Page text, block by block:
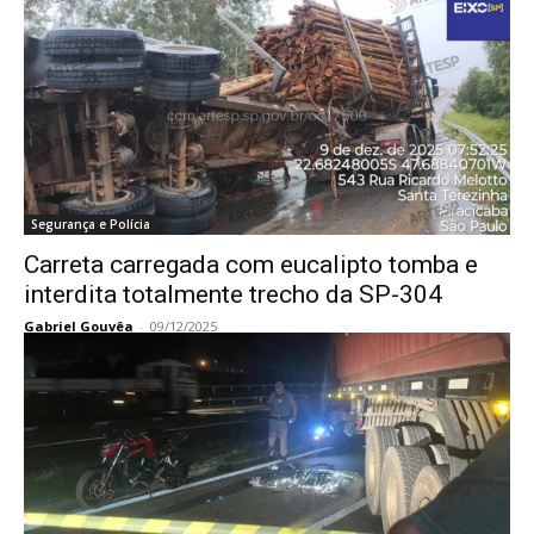
Segurança e Polícia
Carreta carregada com eucalipto tomba e
interdita totalmente trecho da SP-304
Gabriel Gouvêa - 09/12/2025